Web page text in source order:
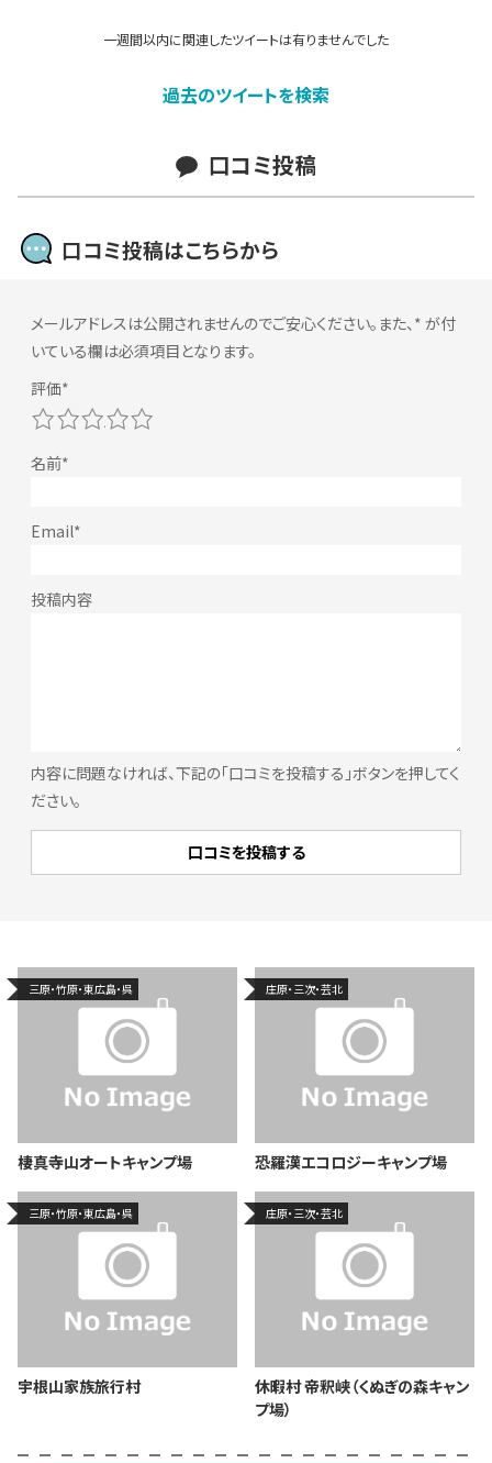
一週間以内に関連したツイートは有りませんでした
過去のツイートを検索
口コミ投稿
口コミ投稿はこちらから
メールアドレスは公開されませんのでご安心ください。また、* が付
いている欄は必須項目となります。
内容に問題なければ、下記の「口コミを投稿する」ボタンを押してく
ださい。
5
4
3
2
三原・竹原・東広島・呉
棲真寺山オートキャンプ場
庄原・三次・芸北
恐羅漢エコロジーキャンプ場
三原・竹原・東広島・呉
宇根山家族旅行村
庄原・三次・芸北
休暇村 帝釈峡（くぬぎの森キャン
プ場）